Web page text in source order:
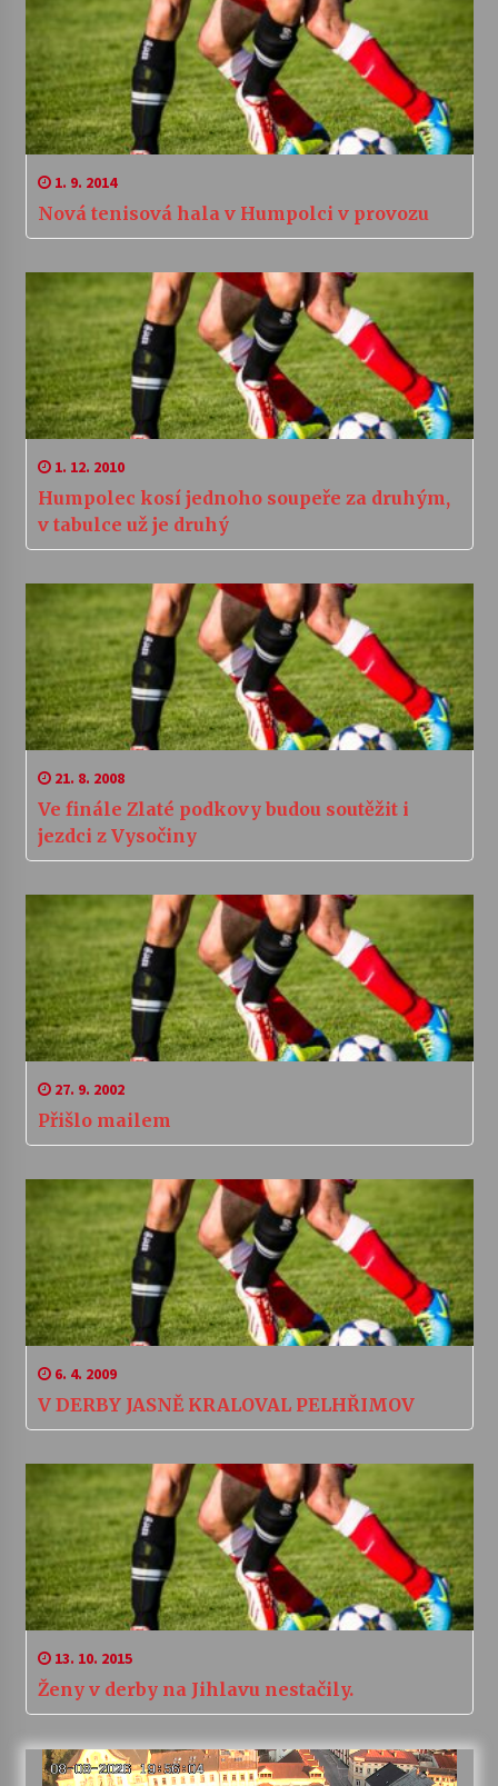
1. 9. 2014
Nová tenisová hala v Humpolci v provozu
1. 12. 2010
Humpolec kosí jednoho soupeře za druhým,
v tabulce už je druhý
21. 8. 2008
Ve finále Zlaté podkovy budou soutěžit i
jezdci z Vysočiny
27. 9. 2002
Přišlo mailem
6. 4. 2009
V DERBY JASNĚ KRALOVAL PELHŘIMOV
13. 10. 2015
Ženy v derby na Jihlavu nestačily.